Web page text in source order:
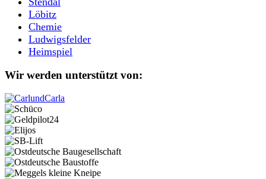
Löbitz
Chemie
Ludwigsfelder
Heimspiel
Wir werden unterstützt von: